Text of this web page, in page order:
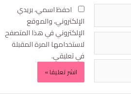
احفظ اسمي، بريدي
الإلكتروني، والموقع
الإلكتروني في هذا المتصفح
لاستخدامها المرة المقبلة
في تعليقي.